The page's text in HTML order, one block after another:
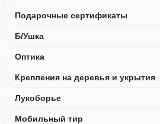
Подарочные сертификаты
Б/Ушка
Оптика
Крепления на деревья и укрытия
Лукоборье
Мобильный тир